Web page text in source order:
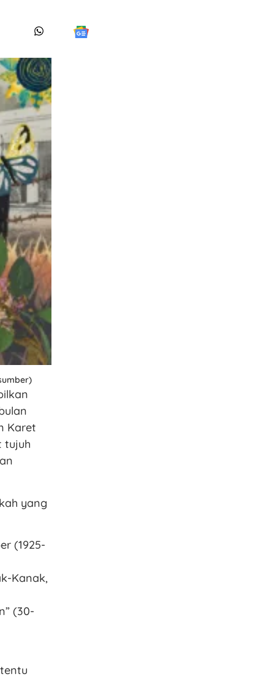
Karet
tujuh
yang
(1925-
Kanak,
(30-